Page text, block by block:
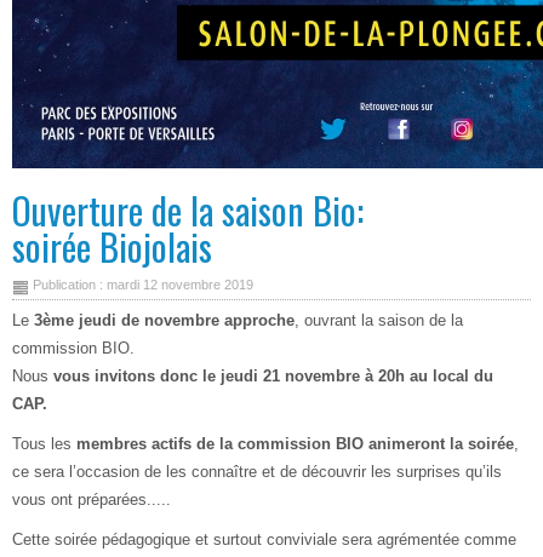
Ouverture de la saison Bio:
soirée Biojolais
Publication : mardi 12 novembre 2019
Le 3ème jeudi de novembre approche, ouvrant la saison de la
commission BIO.
Nous vous invitons donc le jeudi 21 novembre à 20h au local du
CAP.
Tous les membres actifs de la commission BIO animeront la soirée,
ce sera l’occasion de les connaître et de découvrir les surprises qu’ils
vous ont préparées.....
Cette soirée pédagogique et surtout conviviale sera agrémentée comme